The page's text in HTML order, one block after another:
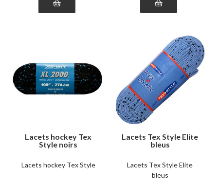
Lacets hockey Tex
Style noirs
Lacets hockey Tex Style
Lacets Tex Style Elite
bleus
Lacets Tex Style Elite
bleus